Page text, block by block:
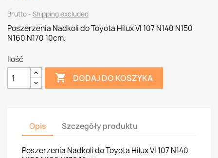
Brutto Shipping excluded
Poszerzenia Nadkoli do Toyota Hilux VI 107 N140 N150
N160 N170 10cm.
Ilość
 DODAJ DO KOSZYKA
Opis Szczegóły produktu
Poszerzenia Nadkoli do Toyota Hilux VI 107 N140